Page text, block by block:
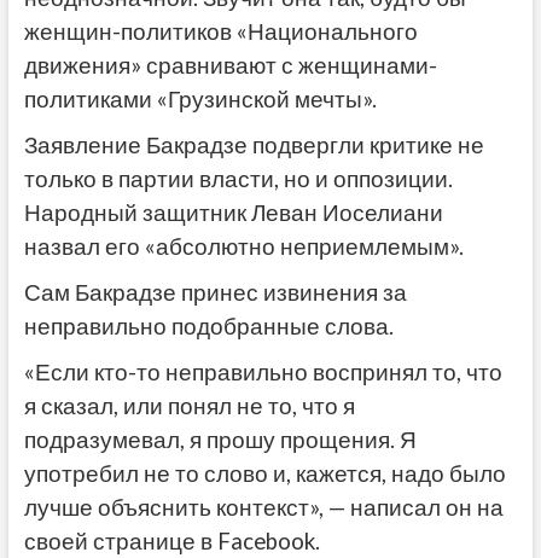
женщин-политиков «Национального
движения» сравнивают с женщинами-
политиками «Грузинской мечты».
Заявление Бакрадзе подвергли критике не
только в партии власти, но и оппозиции.
Народный защитник Леван Иоселиани
назвал его «абсолютно неприемлемым».
Сам Бакрадзе принес извинения за
неправильно подобранные слова.
«Если кто-то неправильно воспринял то, что
я сказал, или понял не то, что я
подразумевал, я прошу прощения. Я
употребил не то слово и, кажется, надо было
лучше объяснить контекст», — написал он на
своей странице в Facebook.